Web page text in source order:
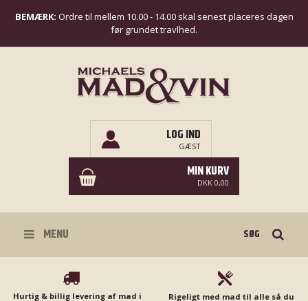
BEMÆRK: Ordre til mellem 10.00 - 14.00 skal senest placeres dagen
før grundet travlhed.
LOG IND
GÆST
MIN KURV
DKK 0,00
MENU
Hurtig & billig levering af mad i
Rigeligt med mad til alle så du